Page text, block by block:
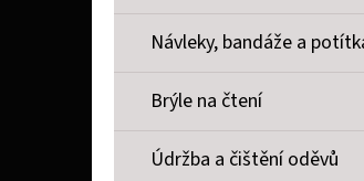
Návleky, bandáže a
Brýle na čtení
Údržba a čištění oděvů